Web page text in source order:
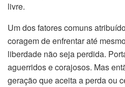
livre.
Um dos fatores comuns
coragem de enfrentar até
liberdade não seja perdida.
aguerridos e corajosos. Mas
geração que aceita a perda ou